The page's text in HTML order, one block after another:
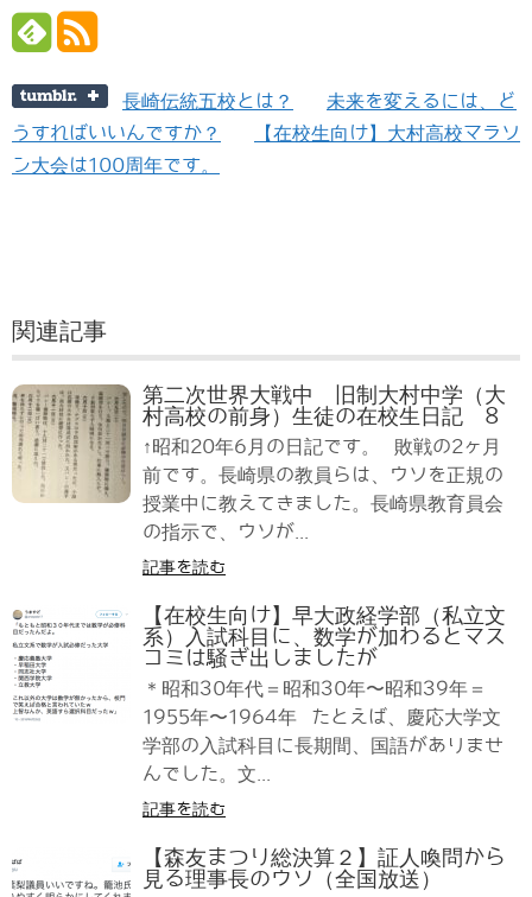
長崎伝統五校とは？
未来を変えるには、ど
うすればいいんですか？
【在校生向け】大村高校マラソ
ン大会は100周年です。
関連記事
第二次世界大戦中 旧制大村中学（大
村高校の前身）生徒の在校生日記 8
↑昭和20年6月の日記です。 敗戦の2ヶ月
前です。長崎県の教員らは、ウソを正規の
授業中に教えてきました。長崎県教育員会
の指示で、ウソが...
記事を読む
【在校生向け】早大政経学部（私立文
系）入試科目に、数学が加わるとマス
コミは騒ぎ出しましたが
＊昭和30年代＝昭和30年〜昭和39年＝
1955年〜1964年 たとえば、慶応大学文
学部の入試科目に長期間、国語がありませ
んでした。文...
記事を読む
【森友まつり総決算２】証人喚問から
見る理事長のウソ（全国放送）